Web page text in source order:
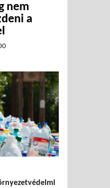
nem
a
kezdeni a civilek